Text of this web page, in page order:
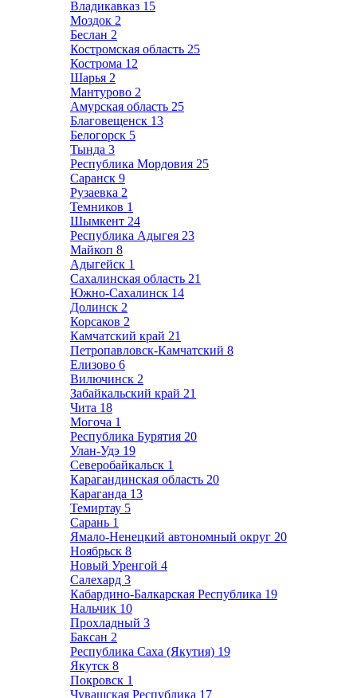
Владикавказ 15
Моздок 2
Беслан 2
Костромская область 25
Кострома 12
Шарья 2
Мантурово 2
Амурская область 25
Благовещенск 13
Белогорск 5
Тында 3
Республика Мордовия 25
Саранск 9
Рузаевка 2
Темников 1
Шымкент 24
Республика Адыгея 23
Майкоп 8
Адыгейск 1
Сахалинская область 21
Южно-Сахалинск 14
Долинск 2
Корсаков 2
Камчатский край 21
Петропавловск-Камчатский 8
Елизово 6
Вилючинск 2
Забайкальский край 21
Чита 18
Могоча 1
Республика Бурятия 20
Улан-Удэ 19
Северобайкальск 1
Карагандинская область 20
Караганда 13
Темиртау 5
Сарань 1
Ямало-Ненецкий автономный округ 20
Ноябрьск 8
Новый Уренгой 4
Салехард 3
Кабардино-Балкарская Республика 19
Нальчик 10
Прохладный 3
Баксан 2
Республика Саха (Якутия) 19
Якутск 8
Покровск 1
Чувашская Республика 17